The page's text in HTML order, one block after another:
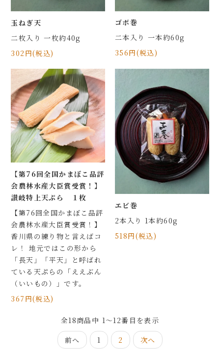
玉ねぎ天
二枚入り 一枚約40g
302円(税込)
ゴボ巻
二本入り 一本約60g
356円(税込)
【第76回全国かまぼこ品評
会農林水産大臣賞受賞！】
讃岐特上天ぷら １枚
【第76回全国かまぼこ品評
会農林水産大臣賞受賞！】
香川県の練り物と言えばコ
レ！ 地元ではこの形から
「長天」「平天」と呼ばれ
ている天ぷらの「ええぶん
（いいもの）」です。
367円(税込)
エビ巻
2本入り 1本約60g
518円(税込)
全18商品中 1～12番目を表示
前へ
1 2 次へ